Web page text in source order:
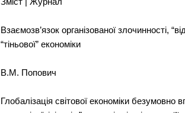
Взаємозв’язок організованої злочинності,
“тіньової” економіки
В.М. Попович
Глобалізація світової економіки